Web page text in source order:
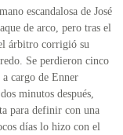
escandalosa de José
de arco, pero tras el
árbitro corrigió su
Se perdieron cinco
cargo de Enner
minutos después,
para definir con una
días lo hizo con el